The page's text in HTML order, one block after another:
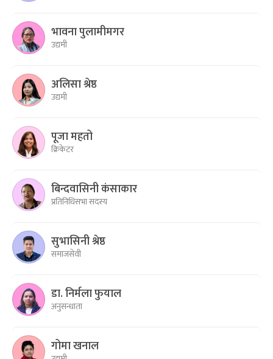
भावना पुलामीमगर
उद्यमी
अलिसा श्रेष्ठ
उद्यमी
पूजा महतो
क्रिकेटर
बिन्दवासिनी कंसाकार
प्रतिनिधिसभा सदस्य
सुभासिनी श्रेष्ठ
समाजसेवी
डा. निर्मला फुयाल
अनुसन्धाता
गोमा खनाल